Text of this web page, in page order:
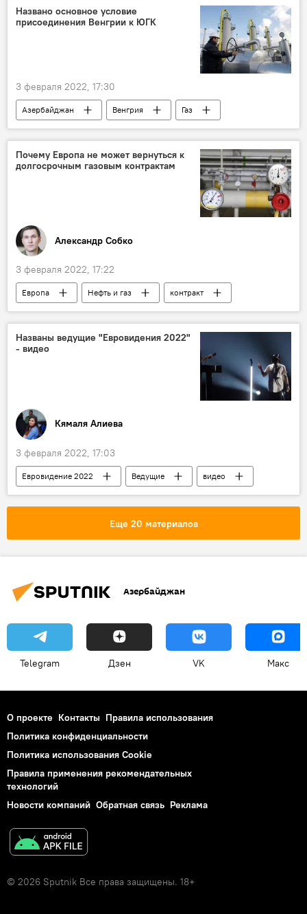
Вещание
Аккредитация
Названо основное условие
присоединения Венгрии к ЮГК
3 февраля 2022, 17:30
Азербайджан Венгрия
Газ
поставки
экспорт
Европа
Экономика
Политика
условия
сотрудничество
визит
Почему Европа не может вернуться к
долгосрочным газовым контрактам
Александр Собко
3 февраля 2022, 17:22
Европа Нефть и газ
контракт
Контракт
Контракт
Названы ведущие "Евровидения 2022"
- видео
Кямаля Алиева
3 февраля 2022, 17:03
Евровидение 2022 Ведущие видео
Еще 20 материалов
Азербайджан
Telegram Дзен VK Макс
О проекте Контакты Правила использования
Политика конфиденциальности
Политика использования Cookie
Правила применения рекомендательных
технологий
Новости компаний Обратная связь Реклама
© 2026 Sputnik Все права защищены. 18+